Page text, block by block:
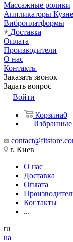
Массажные ролики
Аппликаторы
Виброплатформы
Доставка
Оплата
Производители
О нас
Контакты
Заказать звонок
Задать вопрос
Войти
Корзина0
Избранные
г. Киев
О нас
Доставка
Оплата
Контакты
...
ru
ua